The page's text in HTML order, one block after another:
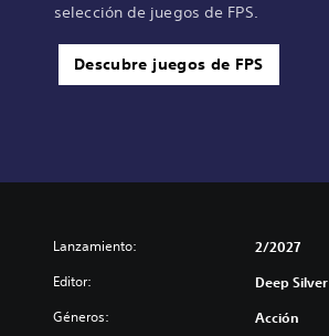
selección de juegos de FPS.
Descubre juegos de FPS
Lanzamiento: 2/2027
Editor: Deep Silver
Géneros: Acción